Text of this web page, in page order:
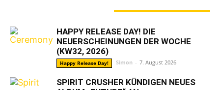
HAPPY RELEASE DAY! DIE
NEUERSCHEINUNGEN DER WOCHE
(KW32, 2026)
Happy Release Day! Simon - 7. August 2026
SPIRIT CRUSHER KÜNDIGEN NEUES